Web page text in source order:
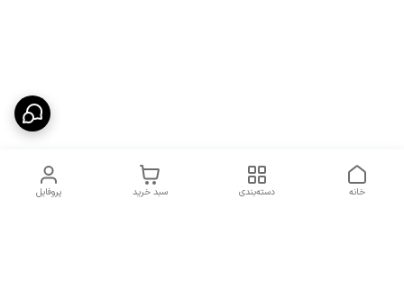
پروفایل سبد خرید دسته‌بندی خانه